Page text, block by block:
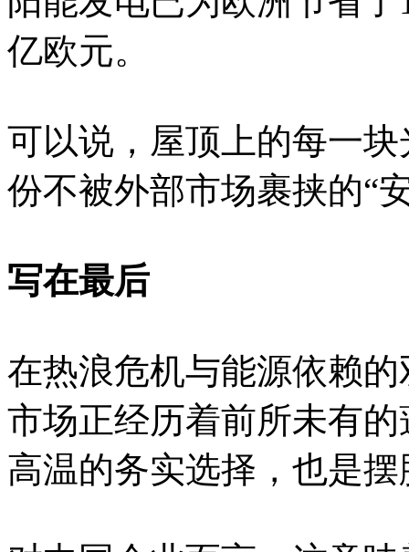
亿欧元。
可以说，屋顶上的每一
份不被外部市场裹挟的“
写在最后
在热浪危机与能源依赖
市场正经历着前所未有
高温的务实选择，也是